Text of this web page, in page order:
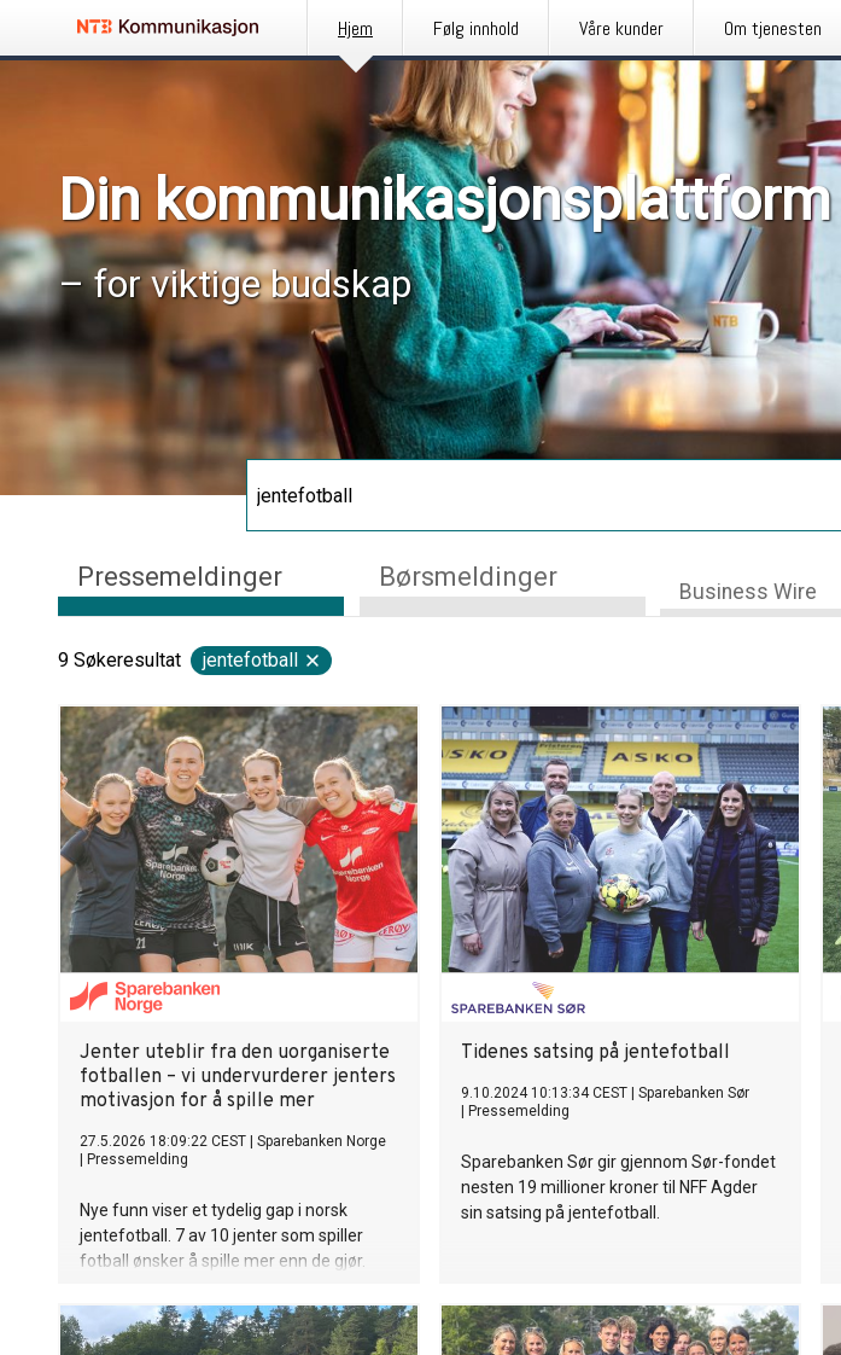
Hjem Følg innhold Våre kunder Om tjenesten
Din kommunikasjonsplattform
– for viktige budskap
Pressemeldinger Børsmeldinger Business Wire
9 Søkeresultat jentefotball
Jenter uteblir fra den uorganiserte
fotballen – vi undervurderer jenters
motivasjon for å spille mer
27.5.2026 18:09:22 CEST
Sparebanken Norge
Pressemelding
Nye funn viser et tydelig gap i norsk
jentefotball. 7 av 10 jenter som spiller
fotball ønsker å spille mer enn de gjør.
Tidenes satsing på jentefotball
9.10.2024 10:13:34 CEST
Sparebanken Sør
Pressemelding
Sparebanken Sør gir gjennom Sør-fondet
nesten 19 millioner kroner til NFF Agder
sin satsing på jentefotball.